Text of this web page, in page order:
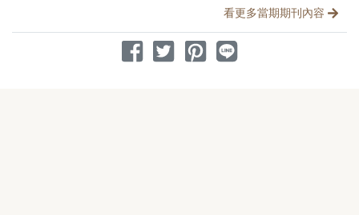
看更多當期期刊內容
分享文章
分享到 Facebook
分享到 Twitter
分享到 Pinterest
分享到 Line